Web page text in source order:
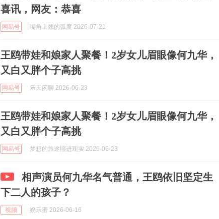
喜讯，网友：恭喜
网易号 嘴角上翘的弧度 2026-07-21
王鸥带娃和娘家人聚餐！2岁女儿眉眼像何九华，
又白又胖个子高挑
网易号 乐天闲聊 2026-06-23
王鸥带娃和娘家人聚餐！2岁女儿眉眼像何九华，
又白又胖个子高挑
网易号 梦想的旅途照进现实 2026-06-23
相声演员何九华名气普通，王鸥依旧坚定生
下二人的孩子？
视频 娱乐蜜 2026-06-16